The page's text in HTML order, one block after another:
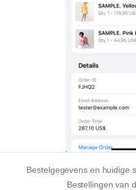
Bestelgegevens en huidige
Bestellingen van